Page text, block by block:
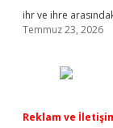
ihr ve ihre
Temmuz 23, 2026
Reklam ve